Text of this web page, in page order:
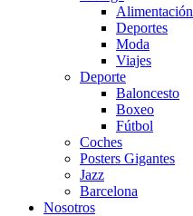
Alimentación
Deportes
Moda
Viajes
Deporte
Baloncesto
Boxeo
Fútbol
Coches
Posters Gigantes
Jazz
Barcelona
Nosotros